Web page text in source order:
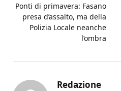
Ponti di primavera: Fasano
presa d’assalto, ma della
Polizia Locale neanche
l’ombra
Redazione